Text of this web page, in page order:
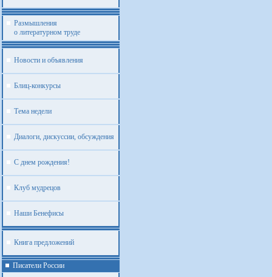
Размышления
о литературном труде
Новости и объявления
Блиц-конкурсы
Тема недели
Диалоги, дискуссии, обсуждения
С днем рождения!
Клуб мудрецов
Наши Бенефисы
Книга предложений
Писатели России